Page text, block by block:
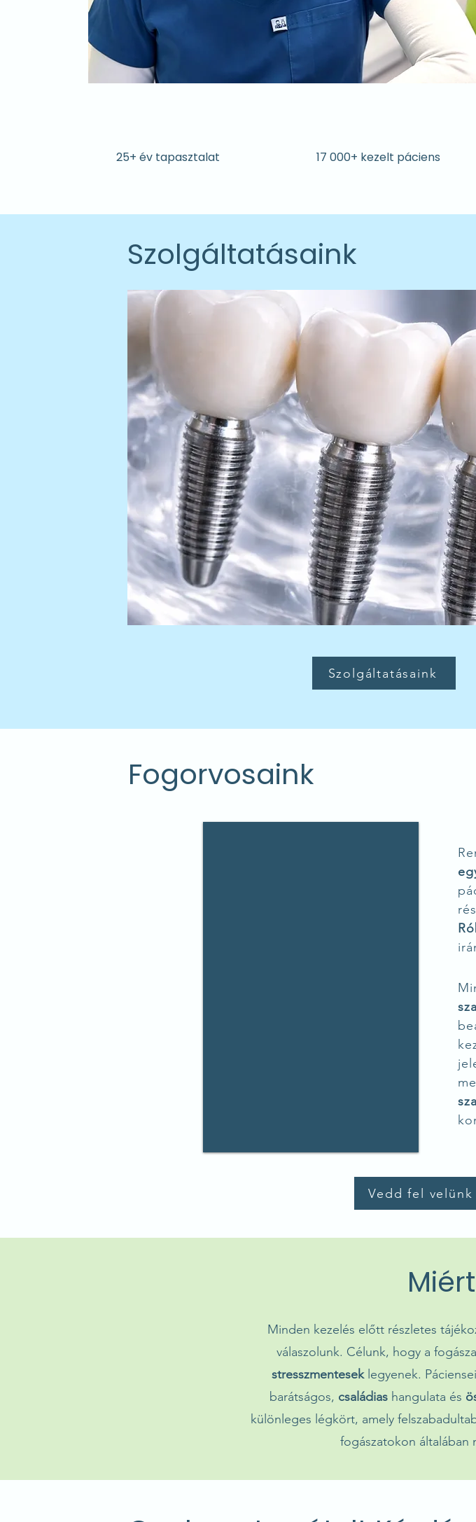
25+ év tapasztalat 17 000+ kezelt páciens
Szolgáltatásaink
Szolgáltatásaink
Fogorvosaink
Vedd fel
Minden kezelés előtt részletes
válaszolunk. Célunk, hogy a
stresszmenteseklegyenek.
barátságos, családiashangulata és
különleges légkört, amely
fogászatokon általában